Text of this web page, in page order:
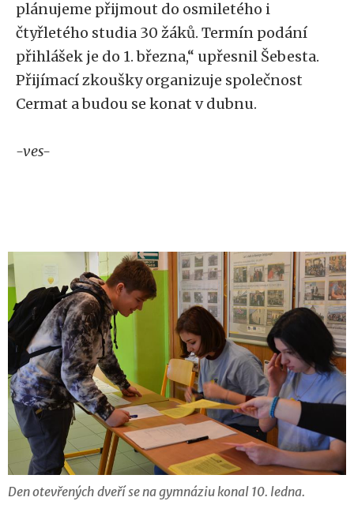
plánujeme přijmout do osmiletého i
čtyřletého studia 30 žáků. Termín podání
přihlášek je do 1. března,“ upřesnil Šebesta.
Přijímací zkoušky organizuje společnost
Cermat a budou se konat v dubnu.
-ves-
Den otevřených dveří se na gymnáziu konal 10. ledna.